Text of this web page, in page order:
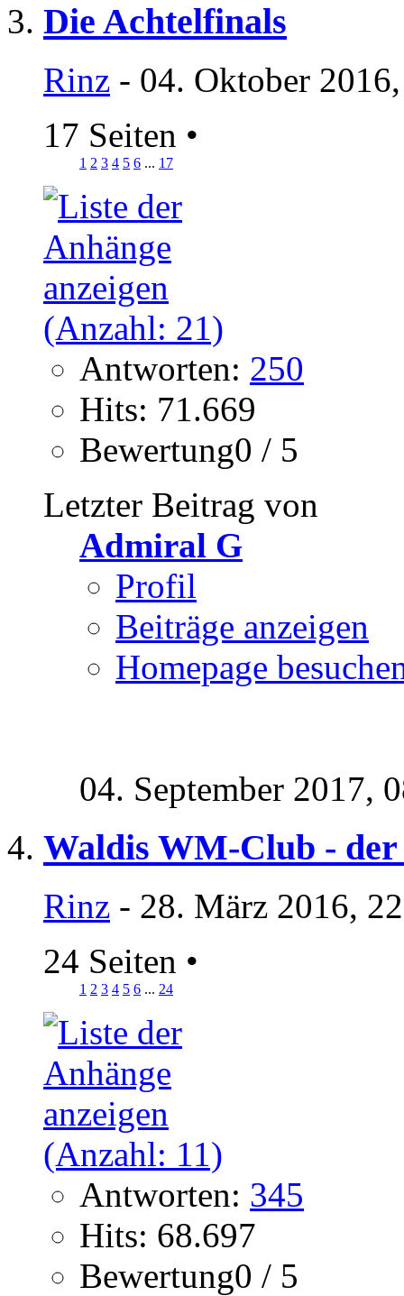
Die Achtelfinals
Rinz - 04. Oktober
17 Seiten •
1 2 3 4 5 6 ... 17
Antworten: 250
Hits: 71.669
Bewertung0 / 5
Letzter Beitrag von
Admiral G
Profil
Beiträge anzeigen
Homepage
04. September 2017,
Waldis WM-Club -
Rinz - 28. März 2016,
24 Seiten •
1 2 3 4 5 6 ... 24
Antworten: 345
Hits: 68.697
Bewertung0 / 5